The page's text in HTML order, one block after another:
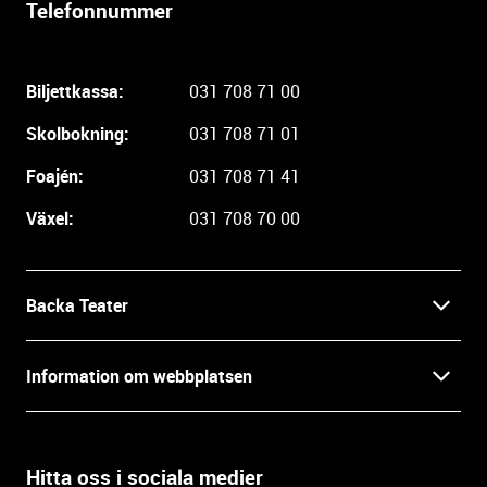
Telefonnummer
Biljettkassa:
031 708 71 00
Skolbokning:
031 708 71 01
Foajén:
031 708 71 41
Växel:
031 708 70 00
Backa Teater
Press
Prao, praktik och lediga tjänster
Information om webbplatsen
Hitta oss i sociala medier